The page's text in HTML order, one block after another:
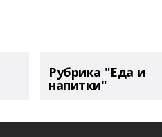
Рубрика "Еда и
напитки"